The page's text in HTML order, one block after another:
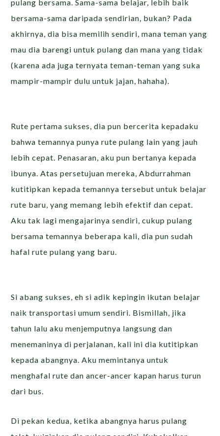
pulang bersama. Sama-sama belajar, lebih baik
bersama-sama daripada sendirian, bukan? Pada
akhirnya, dia bisa memilih sendiri, mana teman yang
mau dia barengi untuk pulang dan mana yang tidak
(karena ada juga ternyata teman-teman yang suka
mampir-mampir dulu untuk jajan, hahaha).
Rute pertama sukses, dia pun bercerita kepadaku
bahwa temannya punya rute pulang lain yang jauh
lebih cepat. Penasaran, aku pun bertanya kepada
ibunya. Atas persetujuan mereka, Abdurrahman
kutitipkan kepada temannya tersebut untuk belajar
rute baru, yang memang lebih efektif dan cepat.
Aku tak lagi mengajarinya sendiri, cukup pulang
bersama temannya beberapa kali, dia pun sudah
hafal rute pulang yang baru.
Si abang sukses, eh si adik kepingin ikutan belajar
naik transportasi umum sendiri. Bismillah, jika
tahun lalu aku menjemputnya langsung dan
menemaninya di perjalanan, kali ini dia kutitipkan
kepada abangnya. Aku memintanya untuk
menghafal rute dan ancer-ancer kapan harus turun
dari bus.
Di pekan kedua, ketika abangnya harus pulang